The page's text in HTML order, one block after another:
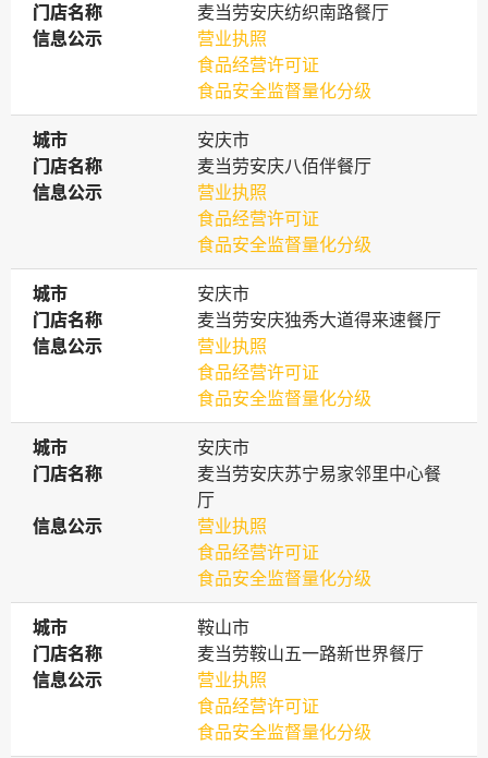
门店名称
门店名称
麦当劳安庆纺织南路餐厅
信息公示
信息公示
营业执照
食品经营许可证
食品安全监督量化分级
城市
城市
安庆市
门店名称
门店名称
麦当劳安庆八佰伴餐厅
信息公示
信息公示
营业执照
食品经营许可证
食品安全监督量化分级
城市
城市
安庆市
门店名称
门店名称
麦当劳安庆独秀大道得来速餐厅
信息公示
信息公示
营业执照
食品经营许可证
食品安全监督量化分级
城市
城市
安庆市
门店名称
门店名称
麦当劳安庆苏宁易家邻里中心餐
厅
信息公示
信息公示
营业执照
食品经营许可证
食品安全监督量化分级
城市
城市
鞍山市
门店名称
门店名称
麦当劳鞍山五一路新世界餐厅
信息公示
信息公示
营业执照
食品经营许可证
食品安全监督量化分级